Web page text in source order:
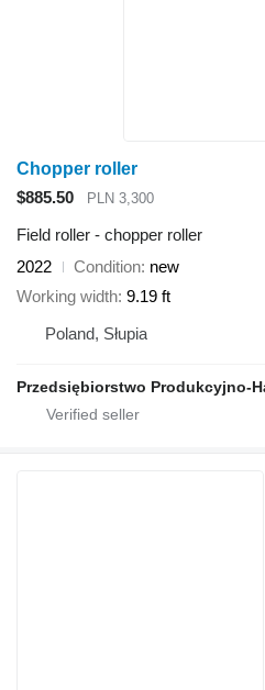
Chopper roller
$885.50
PLN 3,300
Field roller - chopper roller
2022
Condition new
Working width 9.19 ft
Poland, Słupia